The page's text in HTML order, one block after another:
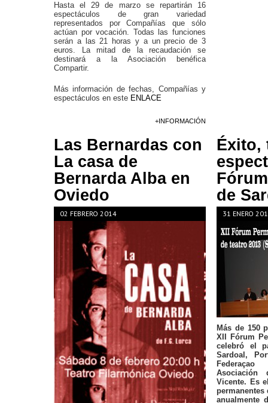
Hasta el 29 de marzo se repartirán 16
espectáculos de gran variedad
representados por Compañías que sólo
actúan por vocación. Todas las funciones
serán a las 21 horas y a un precio de 3
euros. La mitad de la recaudación se
destinará a la Asociación benéfica
Compartir.
Más información de fechas, Compañías y
espectáculos en este ENLACE
+INFORMACIÓN
Las Bernardas con
La casa de
Bernarda Alba en
Oviedo
02 FEBRERO 2014
Éxito,
de
31 ENERO
Más de 150
XII Fórum
celebró el
Sardoal,
Vicente. Es
permanentes
anualmente